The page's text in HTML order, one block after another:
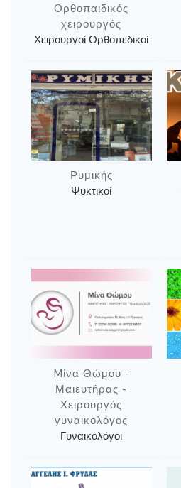
Ορθοπαιδικός
χειρουργός
Χειρουργοί Ορθοπεδικοί
Ρυμικής
Ψυκτικοί
Mίνα Θώμου -
Μαιευτήρας -
Χειρουργός
γυναικολόγος
Γυναικολόγοι